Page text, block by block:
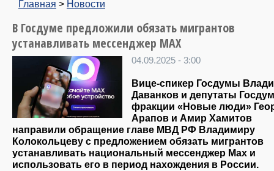
Главная > Новости
В Госдуме предложили обязать мигрантов
устанавливать мессенджер MAX
04.09.2025 - 3:00
Вице-спикер Госдумы
Даванков и депутаты
фракции «Новые люди»
Арапов и Амир Хамитов
направили обращение главе МВД РФ Владимиру
Колокольцеву с предложением обязать мигрантов
устанавливать национальный мессенджер Max и
использовать его в период нахождения в России.